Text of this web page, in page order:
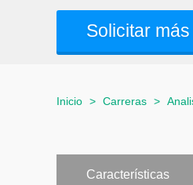
Solicitar
Inicio > Carreras >
Características